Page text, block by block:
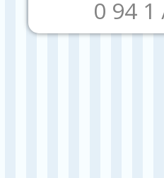
0 94 1